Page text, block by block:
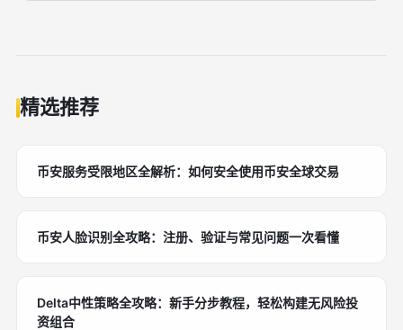
精选推荐
币安服务受限地区全解析：如何安全使用币安全球交易
币安人脸识别全攻略：注册、验证与常见问题一次看懂
Delta中性策略全攻略：新手分步教程，轻松构建无风险投
资组合